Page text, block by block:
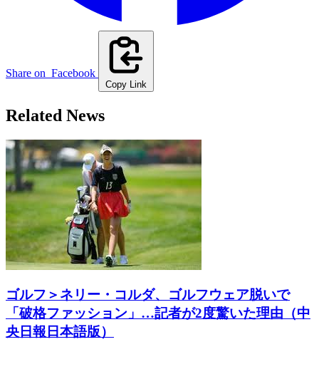
Share on Facebook
Copy Link
Related News
ゴルフ＞ネリー・コルダ、ゴルフウェア脱いで
「破格ファッション」…記者が2度驚いた理由（中
央日報日本語版）